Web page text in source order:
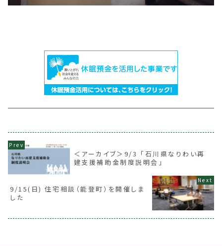
＜アーカイブ＞9/3 「石川県なりわい再
建支援補助金制度説明会」
9/15(日) 住宅相談（能登町）を開催しま
した